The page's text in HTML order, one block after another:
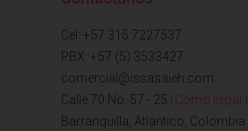
Cel: +57 315 7227537
PBX: +57 (5) 3533427
comercial@issasaieh.com
Calle 70 No. 57 - 25 (Cómo llegar)
Barranquilla, Atlantico, Colombia